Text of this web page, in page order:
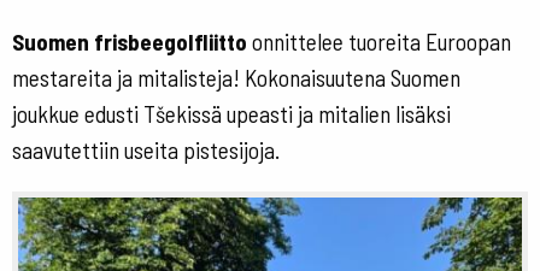
Suomen frisbeegolfliitto onnittelee tuoreita Euroopan
mestareita ja mitalisteja! Kokonaisuutena Suomen
joukkue edusti Tšekissä upeasti ja mitalien lisäksi
saavutettiin useita pistesijoja.